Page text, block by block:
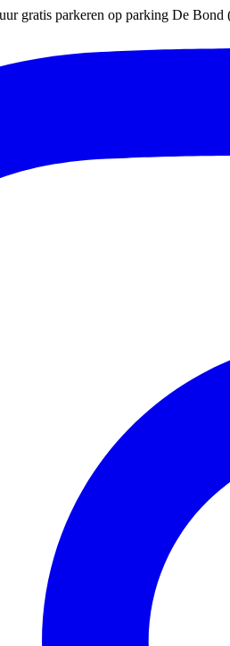
gratis parkeren op parking De